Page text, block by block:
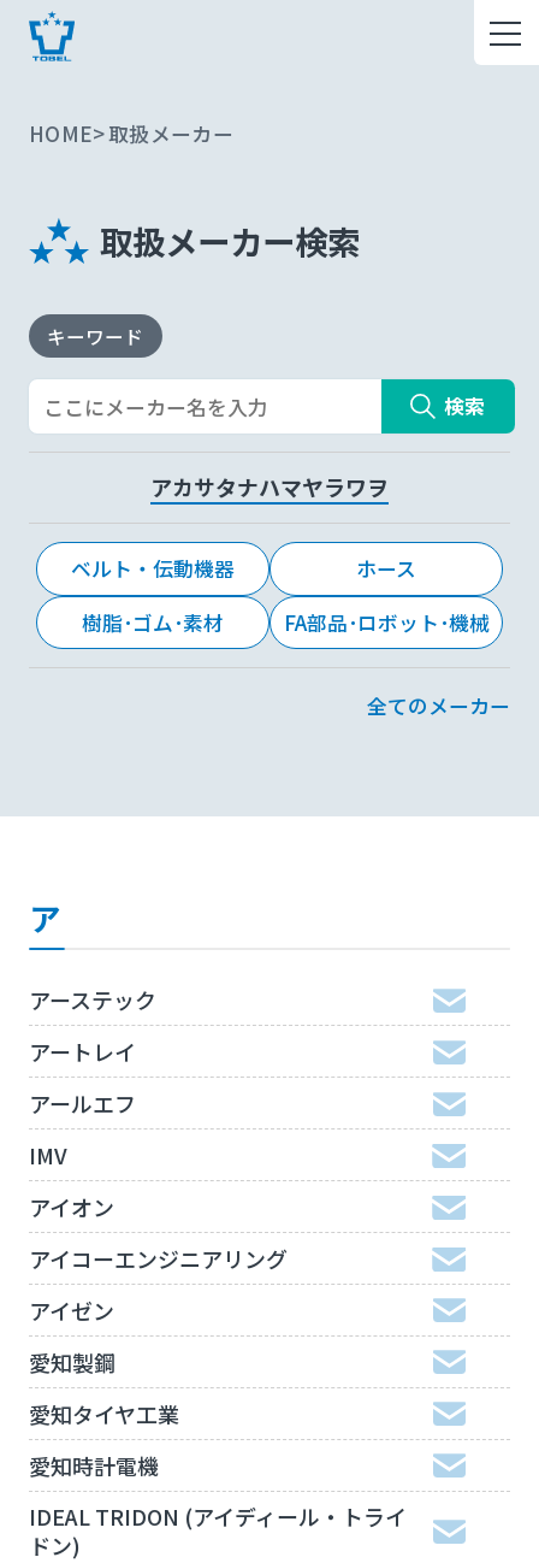
HOME 取扱メーカー
取扱メーカー検索
キーワード
検索
アカサタナハマヤラワヲ
ベルト・伝動機器
ホース
樹脂･ゴム･素材
FA部品･ロボット･機械
全てのメーカー
ア
アーステック
アートレイ
アールエフ
IMV
アイオン
アイコーエンジニアリング
アイゼン
愛知製鋼
愛知タイヤ工業
愛知時計電機
IDEAL TRIDON (アイディール・トライ
ドン)